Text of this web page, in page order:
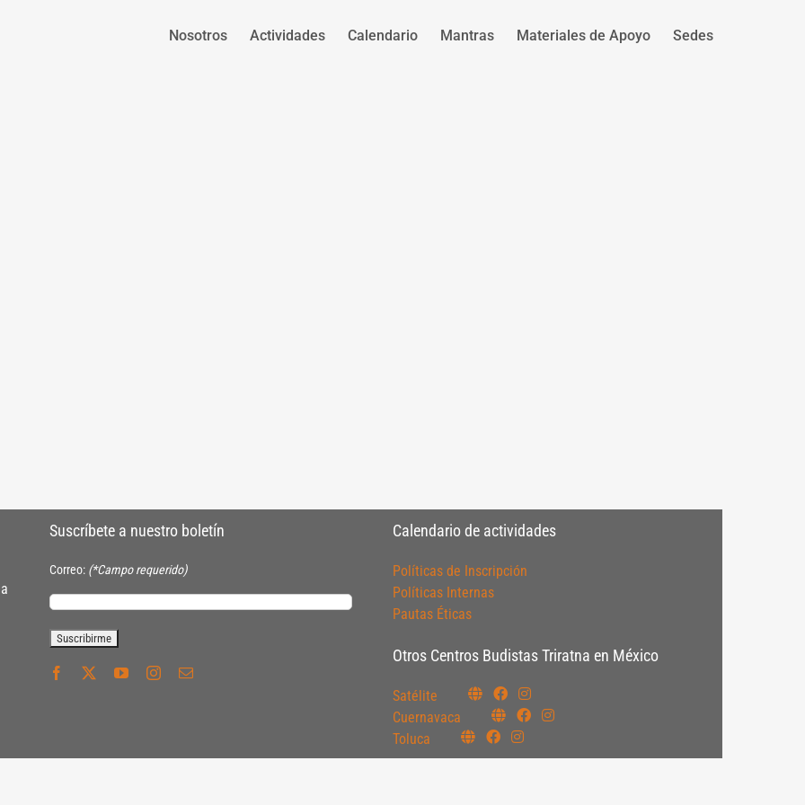
Nosotros Actividades Calendario Mantras Materiales de Apoyo Sedes
Suscríbete a nuestro boletín
Correo: (*Campo requerido)
Calendario de actividades
Políticas de Inscripción
Políticas Internas
Pautas Éticas
Otros Centros Budistas Triratna en México
Satélite
Cuernavaca
Toluca